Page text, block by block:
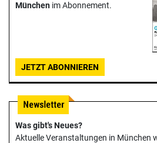
München im Abonnement.
JETZT ABONNIEREN
Was gibt's Neues?
Aktuelle Veranstaltungen in München